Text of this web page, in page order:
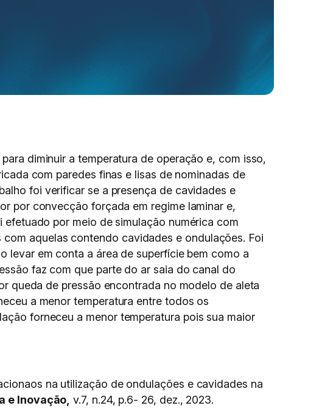
diminuir a temperatura de operação e, com isso,
com paredes finas e lisas de nominadas de
foi verificar se a presença de cavidades e
por convecção forçada em regime laminar e,
por meio de simulação numérica com
aquelas contendo cavidades e ondulações. Foi
levar em conta a área de superfície bem como a
faz com que parte do ar saia do canal do
queda de pressão encontrada no modelo de aleta
a menor temperatura entre todos os
forneceu a menor temperatura pois sua maior
na utilização de ondulações e cavidades na
e Inovação, v.7, n.24, p.6- 26, dez., 2023.